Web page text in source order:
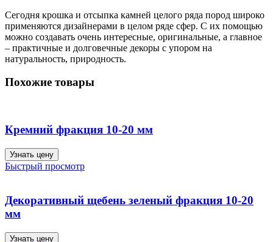
Сегодня крошка и отсыпка камней целого ряда пород широко
применяются дизайнерами в целом ряде сфер. С их помощью
можно создавать очень интересные, оригинальные, а главное
– практичные и долговечные декоры с упором на
натуральность, природность.
Похожие товары
Кремний фракция 10-20 мм
Узнать цену
Быстрый просмотр
Декоративный щебень зеленый фракция 10-20
мм
Узнать цену